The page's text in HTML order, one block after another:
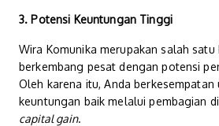
3. Potensi Keuntungan Tinggi
Wira Komunika merupakan salah satu
berkembang pesat dengan potensi
Oleh karena itu, Anda berkesempatan
keuntungan baik melalui pembagian
capital gain.